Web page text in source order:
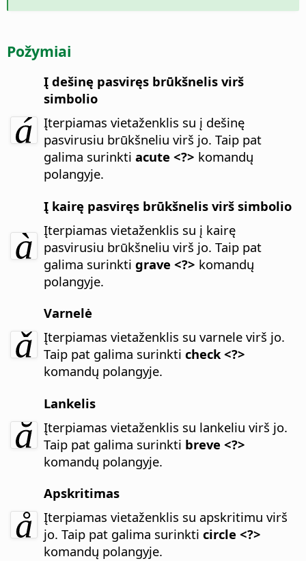
Požymiai
Į dešinę pasviręs brūkšnelis virš
simbolio
Įterpiamas vietaženklis su į dešinę
pasvirusiu brūkšneliu virš jo. Taip pat
galima surinktiacute <?> komandų
polangyje.
Į kairę pasviręs brūkšnelis virš simbolio
Įterpiamas vietaženklis su į kairę
pasvirusiu brūkšneliu virš jo. Taip pat
galima surinktigrave <?> komandų
polangyje.
Varnelė
Įterpiamas vietaženklis su varnele virš jo.
Taip pat galima surinkticheck <?>
komandų polangyje.
Lankelis
Įterpiamas vietaženklis su lankeliu virš jo.
Taip pat galima surinkti breve <?>
komandų polangyje.
Apskritimas
Įterpiamas vietaženklis su apskritimu virš
jo. Taip pat galima surinkticircle <?>
komandų polangyje.